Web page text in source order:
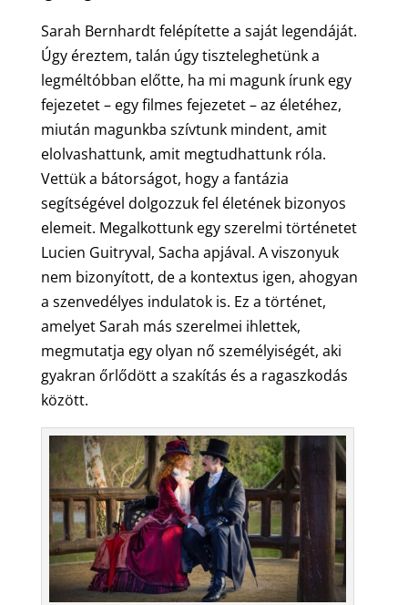
Sarah Bernhardt felépítette a saját legendáját.
Úgy éreztem, talán úgy tiszteleghetünk a
legméltóbban előtte, ha mi magunk írunk egy
fejezetet – egy filmes fejezetet – az életéhez,
miután magunkba szívtunk mindent, amit
elolvashattunk, amit megtudhattunk róla.
Vettük a bátorságot, hogy a fantázia
segítségével dolgozzuk fel életének bizonyos
elemeit. Megalkottunk egy szerelmi történetet
Lucien Guitryval, Sacha apjával. A viszonyuk
nem bizonyított, de a kontextus igen, ahogyan
a szenvedélyes indulatok is. Ez a történet,
amelyet Sarah más szerelmei ihlettek,
megmutatja egy olyan nő személyiségét, aki
gyakran őrlődött a szakítás és a ragaszkodás
között.